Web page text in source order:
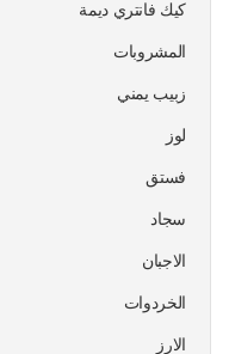
كيك فانتري ديمة
المشروبات
زبيب يمني
لوز
فستق
سجاد
الاجبان
الخردوات
الارز